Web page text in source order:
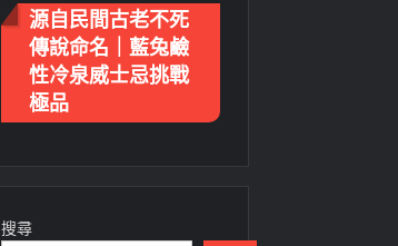
源自民間古老不死
傳說命名｜藍兔鹼
性冷泉威士忌挑戰
極品
搜尋